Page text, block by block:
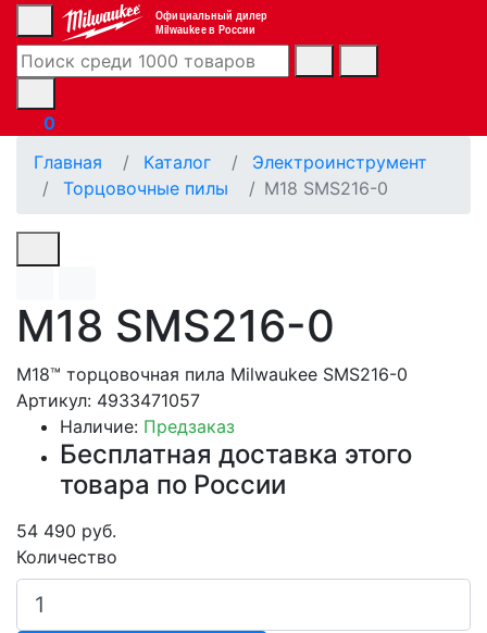
Официальный дилер
Milwaukee в России
0
Главная
Каталог
Электроинструмент
Торцовочные пилы
M18 SMS216-0
M18 SMS216-0
M18™ торцовочная пила Milwaukee SMS216-0
Артикул: 4933471057
Наличие: Предзаказ
Бесплатная доставка этого
товара по России
54 490 руб.
Количество